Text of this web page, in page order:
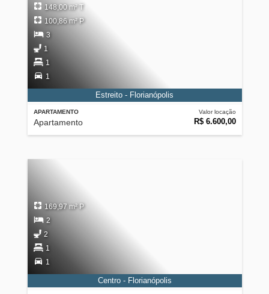
APARTAMENTO
Apartamento
Valor locação
R$ 6.600,00
148,00 m² T
100,86 m² P
3
1
1
1
Estreito - Florianópolis
169,97 m² P
2
2
1
1
Centro - Florianópolis